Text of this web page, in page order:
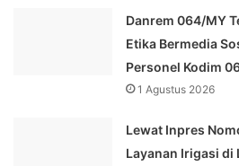
Danrem 064/MY
Etika Bermedia
Personel Kodim
1 Agustus 2026
Lewat Inpres
Layanan Irigasi di